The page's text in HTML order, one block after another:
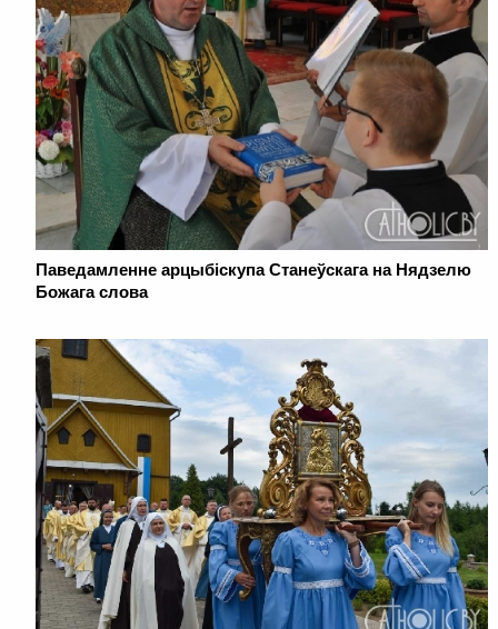
Паведамленне арцыбіскупа Станеўскага на Нядзелю
Божага слова